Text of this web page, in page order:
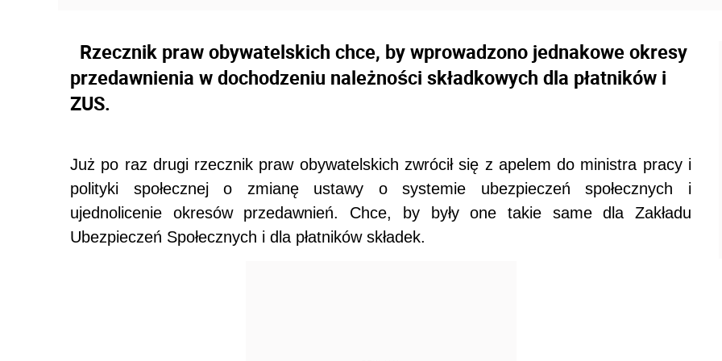
Rzecznik praw obywatelskich chce, by wprowadzono jednakowe okresy
przedawnienia w dochodzeniu należności składkowych dla płatników i
ZUS.
Już po raz drugi rzecznik praw obywatelskich zwrócił się z apelem do ministra pracy i
polityki społecznej o zmianę ustawy o systemie ubezpieczeń społecznych i
ujednolicenie okresów przedawnień. Chce, by były one takie same dla Zakładu
Ubezpieczeń Społecznych i dla płatników składek.